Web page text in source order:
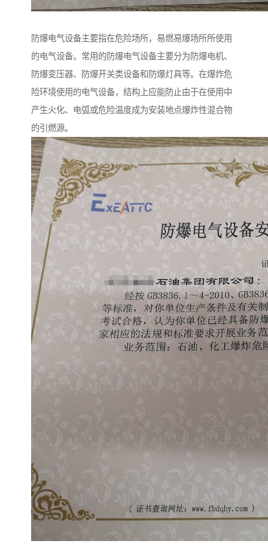
防爆电气设备主要指在危险场所，易燃易爆场所所使用
的电气设备。常用的防爆电气设备主要分为防爆电机、
防爆变压器、防爆开关类设备和防爆灯具等。在爆炸危
险环境使用的电气设备，结构上应能防止由于在使用中
产生火化、电弧或危险温度成为安装地点爆炸性混合物
的引燃源。